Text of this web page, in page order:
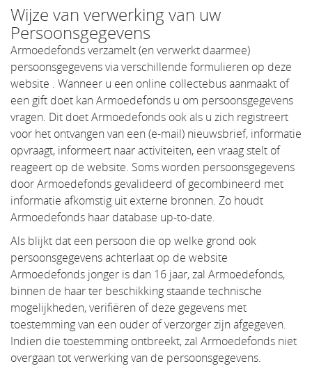
Wijze van verwerking van uw
Persoonsgegevens
Armoedefonds verzamelt (en verwerkt daarmee)
persoonsgegevens via verschillende formulieren op deze
website . Wanneer u een online collectebus aanmaakt of
een gift doet kan Armoedefonds u om persoonsgegevens
vragen. Dit doet Armoedefonds ook als u zich registreert
voor het ontvangen van een (e-mail) nieuwsbrief, informatie
opvraagt, informeert naar activiteiten, een vraag stelt of
reageert op de website. Soms worden persoonsgegevens
door Armoedefonds gevalideerd of gecombineerd met
informatie afkomstig uit externe bronnen. Zo houdt
Armoedefonds haar database up-to-date.
Als blijkt dat een persoon die op welke grond ook
persoonsgegevens achterlaat op de website
Armoedefonds jonger is dan 16 jaar, zal Armoedefonds,
binnen de haar ter beschikking staande technische
mogelijkheden, verifiëren of deze gegevens met
toestemming van een ouder of verzorger zijn afgegeven.
Indien die toestemming ontbreekt, zal Armoedefonds niet
overgaan tot verwerking van de persoonsgegevens.